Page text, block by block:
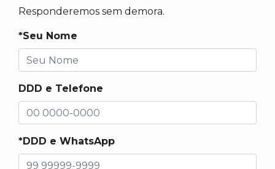
Responderemos sem demora.
*Seu Nome
DDD e Telefone
*DDD e WhatsApp